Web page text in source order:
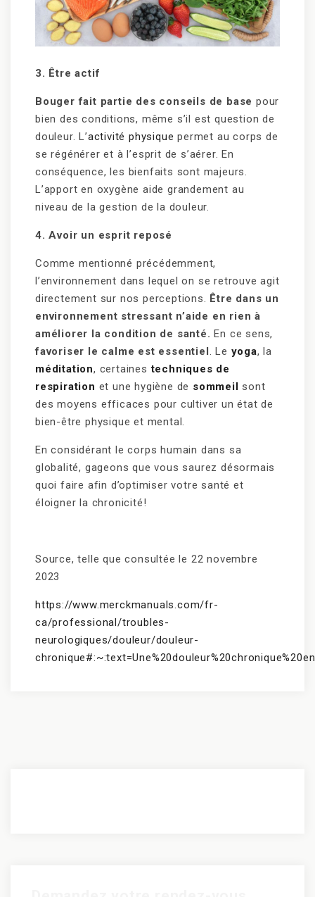
3. Être actif
Bouger fait partie des conseils de base pour
bien des conditions, même s’il est question de
douleur. L’activité physique permet au corps de
se régénérer et à l’esprit de s’aérer. En
conséquence, les bienfaits sont majeurs.
L’apport en oxygène aide grandement au
niveau de la gestion de la douleur.
4. Avoir un esprit reposé
Comme mentionné précédemment,
l’environnement dans lequel on se retrouve agit
directement sur nos perceptions. Être dans un
environnement stressant n’aide en rien à
améliorer la condition de santé. En ce sens,
favoriser le calme est essentiel . Le yoga, la
méditation, certainestechniques de
respiration et une hygiène de sommeil
sont
des moyens efficaces pour cultiver un état de
bien-être physique et mental.
En considérant le corps humain dans sa
globalité, gageons que vous saurez désormais
quoi faire afin d’optimiser votre santé et
éloigner la chronicité!
Source, telle que consultée le 22 novembre
2023
https://www.merckmanuals.com/fr-
ca/professional/troubles-
neurologiques/douleur/douleur-